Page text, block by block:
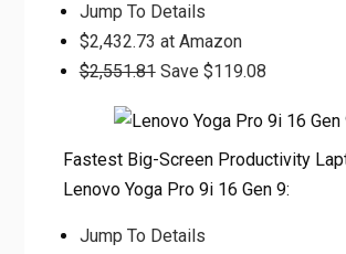
Jump To Details
$2,432.73 at Amazon
$2,551.81Save $119.08
Fastest Big-Screen Productivity
Lenovo Yoga Pro 9i 16 Gen 9:
Jump To Details